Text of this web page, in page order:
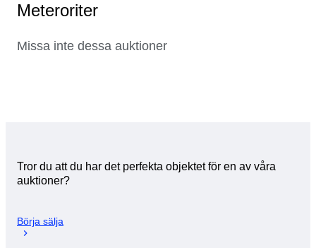
Meteroriter
Missa inte dessa auktioner
Tror du att du har det perfekta objektet för en av våra
auktioner?
Börja sälja